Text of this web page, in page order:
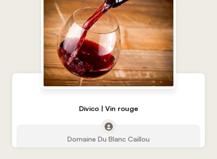
Divico | Vin rouge
Domaine Du Blanc Caillou